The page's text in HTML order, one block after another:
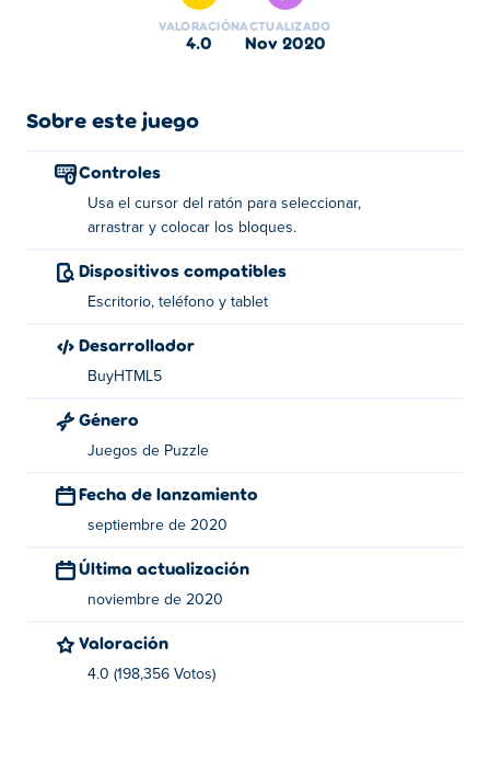
y gana puntos completando filas y columnas. ¡Presta
atención a las formas para no quedarte sin espacio y
¿Cómo jugar?
colocar los bloques en el tablero.
Sobre el creador:
Hypersnake fue creado por BuyHTML5. Puedes jugar sus
otros juegos winter-dodge yHypersnake
VALORACIÓN
4.0
ACTUALIZADO
nov 2020
Sobre este juego
Controles
Usa el cursor del ratón para seleccionar,
arrastrar y colocar los bloques.
Dispositivos compatibles
Escritorio, teléfono y tablet
Desarrollador
BuyHTML5
Género
Juegos de Puzzle
Fecha de lanzamiento
septiembre de 2020
Última actualización
noviembre de 2020
Valoración
4.0 (198,356 Votos)